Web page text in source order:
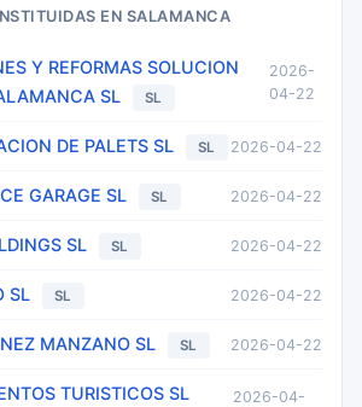
EN SALAMANCA
Y REFORMAS SOLUCION
SL
SL
2026-
04-22
DE PALETS SL SL 2026-04-22
GARAGE SL SL 2026-04-22
SL SL 2026-04-22
SL SL 2026-04-22
MANZANO SL SL 2026-04-22
TURISTICOS SL
2026-04-